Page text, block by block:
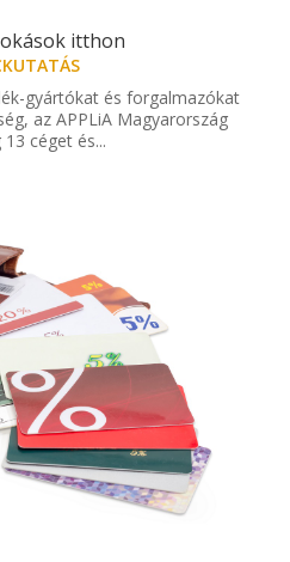
itthon
gyártókat és forgalmazókat
az APPLiA Magyarország
céget és...